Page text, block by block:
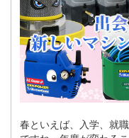
春といえば、入学、就